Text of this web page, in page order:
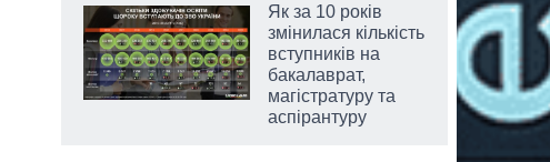
Як за 10 років
змінилася кількість
вступників на
бакалаврат,
магістратуру та
аспірантуру